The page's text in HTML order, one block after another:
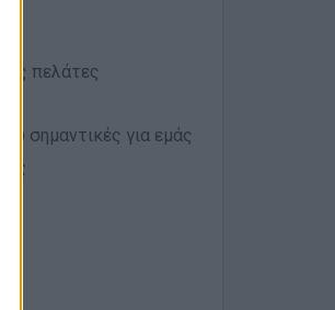
πελάτες
σημαντικές για εμάς